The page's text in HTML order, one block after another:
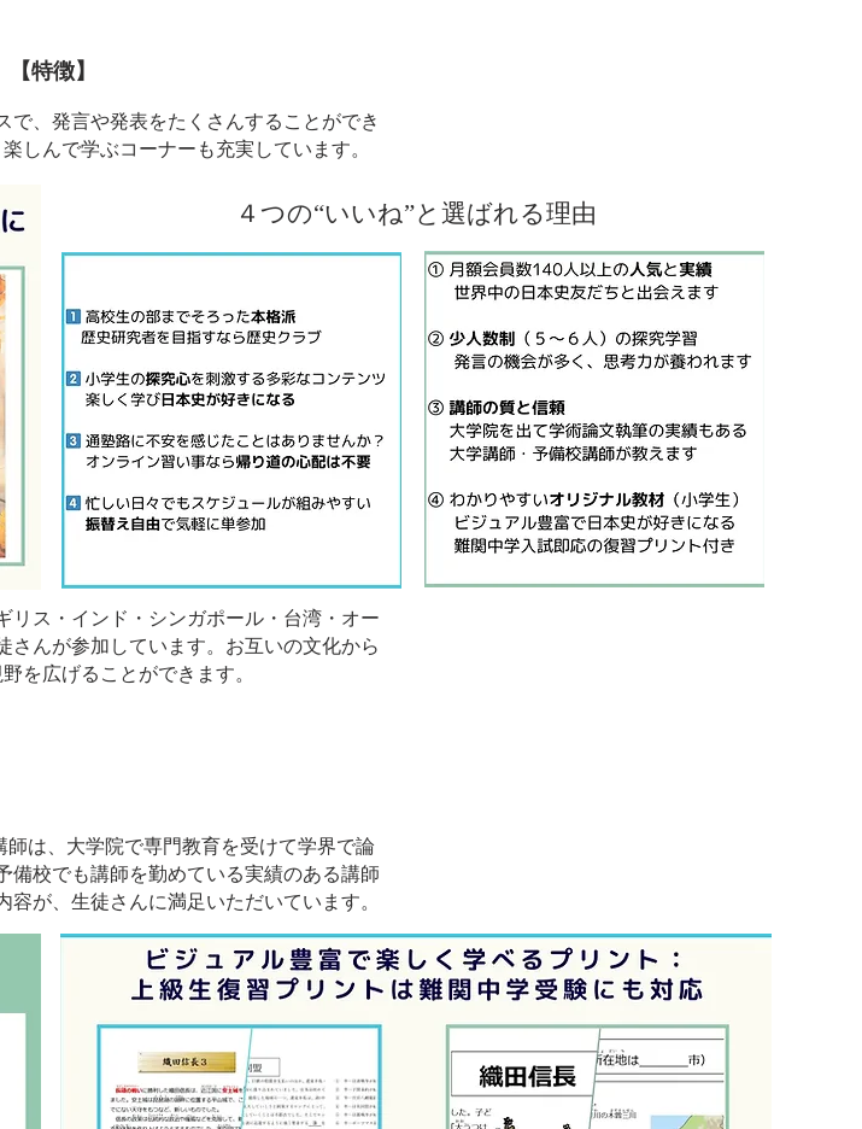
【特徴】
で、発言や発表をたくさんすることができ
しんで学ぶコーナーも充実しています。
４つの“いいね”と選ばれる理由
リス・インド・シンガポール・台湾・オー
さんが参加しています。お互いの文化から
を広げることができます。
師は、大学院で専門教育を受けて学界で論
備校でも講師を勤めている実績のある講師
が、生徒さんに満足いただいています。